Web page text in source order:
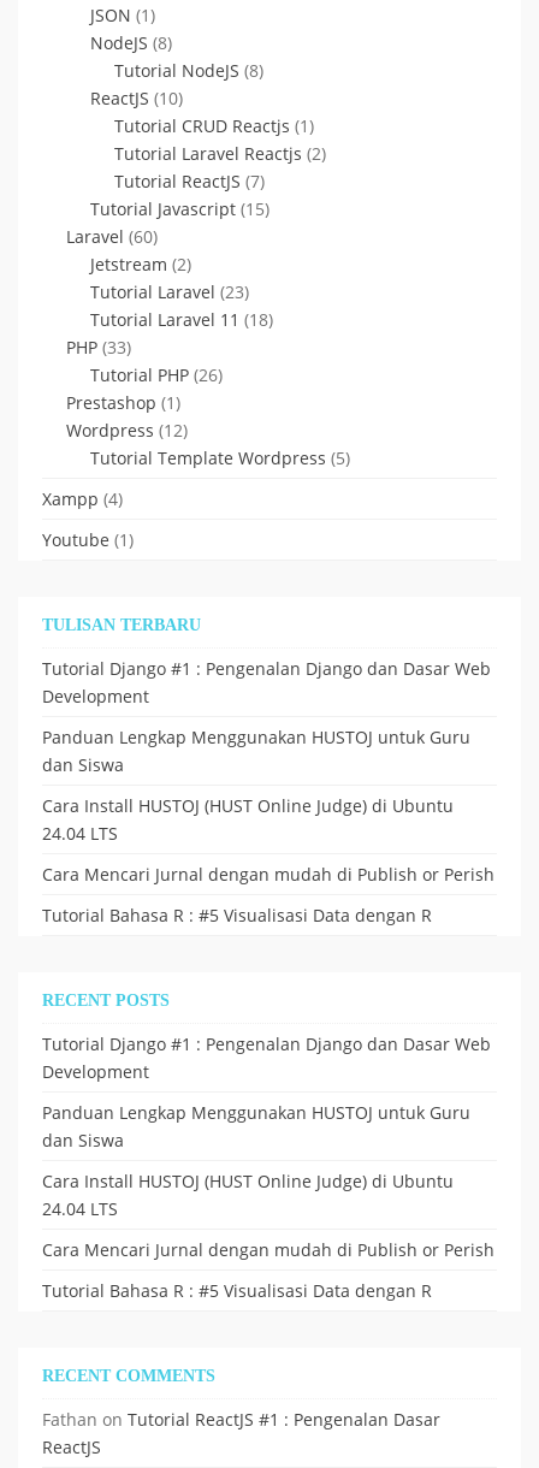
JSON (1)
NodeJS (8)
Tutorial NodeJS (8)
ReactJS (10)
Tutorial CRUD Reactjs (1)
Tutorial Laravel Reactjs (2)
Tutorial ReactJS (7)
Tutorial Javascript (15)
Laravel (60)
Jetstream (2)
Tutorial Laravel (23)
Tutorial Laravel 11 (18)
PHP (33)
Tutorial PHP (26)
Prestashop (1)
Wordpress (12)
Tutorial Template Wordpress (5)
Xampp (4)
Youtube (1)
TULISAN TERBARU
Tutorial Django #1 : Pengenalan Django dan Dasar Web
Development
Panduan Lengkap Menggunakan HUSTOJ untuk Guru
dan Siswa
Cara Install HUSTOJ (HUST Online Judge) di Ubuntu
24.04 LTS
Cara Mencari Jurnal dengan mudah di Publish or Perish
Tutorial Bahasa R : #5 Visualisasi Data dengan R
RECENT POSTS
Tutorial Django #1 : Pengenalan Django dan Dasar Web
Development
Panduan Lengkap Menggunakan HUSTOJ untuk Guru
dan Siswa
Cara Install HUSTOJ (HUST Online Judge) di Ubuntu
24.04 LTS
Cara Mencari Jurnal dengan mudah di Publish or Perish
Tutorial Bahasa R : #5 Visualisasi Data dengan R
RECENT COMMENTS
Fathan on Tutorial ReactJS #1 : Pengenalan Dasar
ReactJS